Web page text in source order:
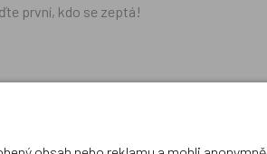
první, kdo se zeptá!